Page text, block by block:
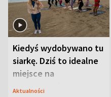
Kiedyś wydobywano tu
siarkę. Dziś to idealne
miejsce na
wypoczynek
Aktualności